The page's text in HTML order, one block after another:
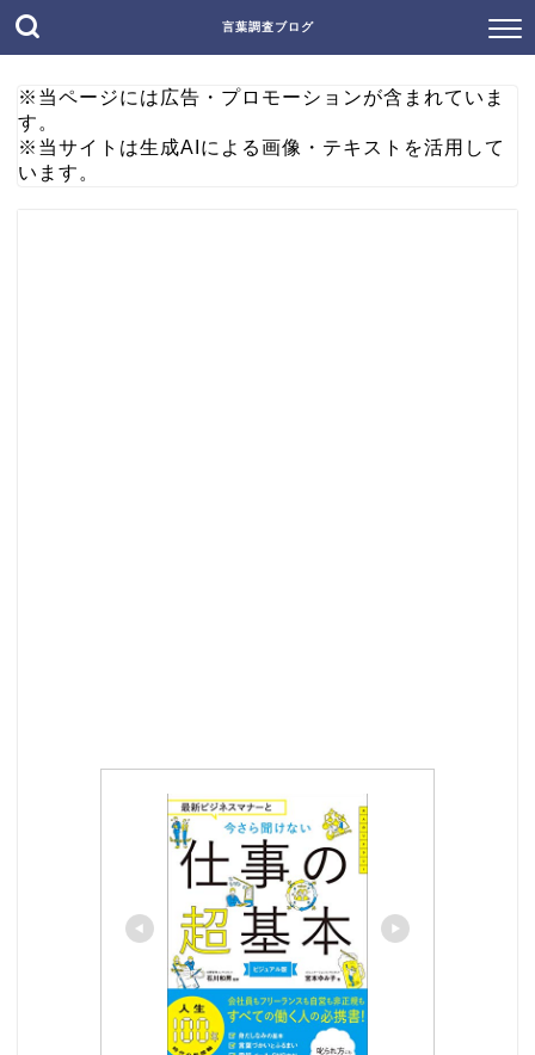
言葉調査ブログ
※当ページには広告・プロモーションが含まれていま
す。
※当サイトは生成AIによる画像・テキストを活用して
います。